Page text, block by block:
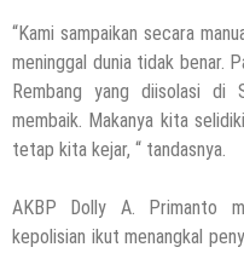
“Kami sampaikan secara
meninggal dunia tidak benar.
Rembang yang diisolasi di
membaik. Makanya kita
tetap kita kejar, “ tandasnya.
AKBP Dolly A. Primanto
kepolisian ikut menangkal